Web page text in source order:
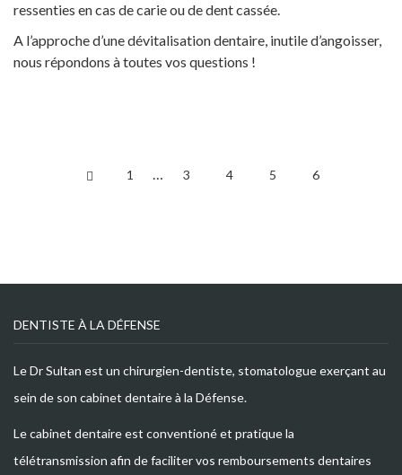
ressenties en cas de carie ou de dent cassée.
A l’approche d’une dévitalisation dentaire, inutile d’angoisser,
nous répondons à toutes vos questions !
1 … 3 4 5 6
DENTISTE À LA DÉFENSE
Le Dr Sultan est un chirurgien-dentiste, stomatologue exerçant au
sein de son cabinet dentaire à la Défense.
Le cabinet dentaire est conventioné et pratique la
télétransmission afin de faciliter vos remboursements dentaires